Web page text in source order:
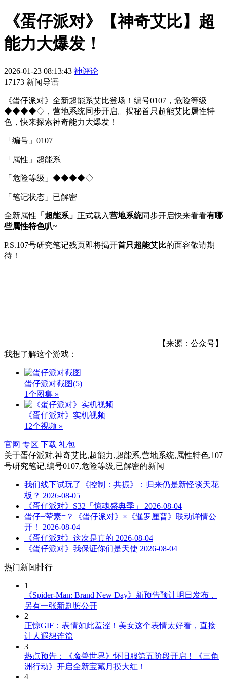
《蛋仔派对》【神奇艾比】超
能力大爆发！
2026-01-23 08:13:43 神评论
17173 新闻导语
《蛋仔派对》全新超能系艾比登场！编号0107，危险等级
◆◆◆◆◇，营地系统同步开启。揭秘首只超能艾比属性特
色，快来探索神奇能力大爆发！
「编号」0107
「属性」超能系
「危险等级」◆◆◆◆◇
「笔记状态」已解密
全新属性 「超能系」 正式载入营地系统同步开启快来看看有哪
些属性特色叭~
P.S.107号研究笔记残页即将揭开首只超能艾比的面容敬请期
待！
【来源：公众号】
我想了解这个游戏：
蛋仔派对截图(5)
1个图集 »
《蛋仔派对》实机视频
12个视频 »
官网 专区 下载 礼包
关于蛋仔派对,神奇艾比,超能力,超能系,营地系统,属性特色,107
号研究笔记,编号0107,危险等级,已解密的新闻
我们线下试玩了《控制：共振》：归来仍是新怪谈天花
板？ 2026-08-05
《蛋仔派对》S32「惊魂盛典季」
2026-08-04
蛋仔+荤素=？《蛋仔派对》×《暹罗厘普》联动详情公
开！
2026-08-04
《蛋仔派对》这次是真的 2026-08-04
《蛋仔派对》我保证你们是天使 2026-08-04
热门新闻排行
1
《Spider-Man: Brand New Day》新预告预计明日发布，
另有一张新剧照公开
2
正惊GIF：表情如此羞涩！美女这个表情太好看，直接
让人遐想连篇
3
热点预告：《魔兽世界》怀旧服第五阶段开启！《三角
洲行动》开启全新宝藏月摸大红！
4